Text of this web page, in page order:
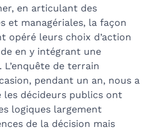
en articulant des
et managériales, la façon
opéré leurs choix d’action
en y intégrant une
de terrain
pendant un an, nous a
les décideurs publics ont
logiques largement
de la décision mais